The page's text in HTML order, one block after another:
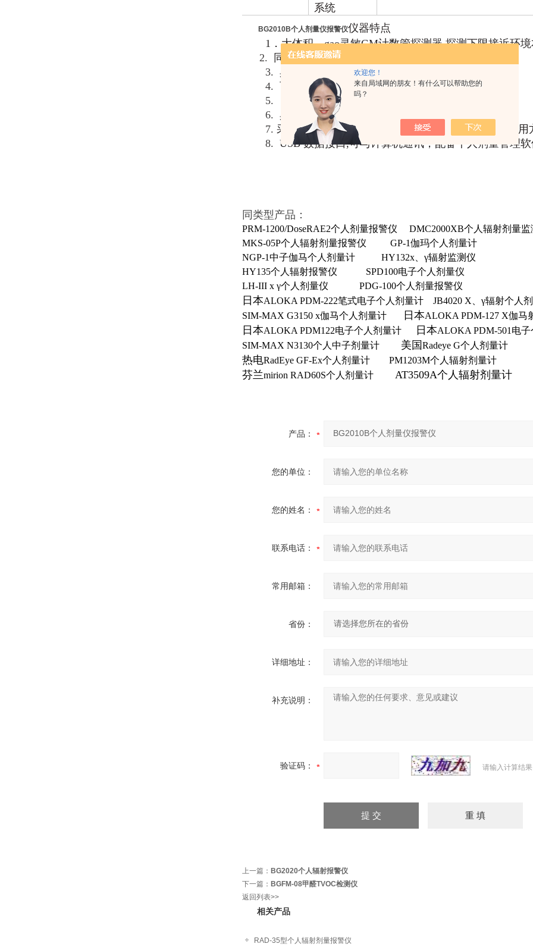
欢迎您！
来自局域网的朋友！有什么可以帮助您的
吗？
系统
BG2010B个人剂量仪报警仪仪器特点
1．大体积、gao灵敏GM计数管探测器,探测下限接近环境
2.
同时测量剂量当量率和剂量当量；
3. 具有超剂量
率）阙值报警、提醒功能；
4. 可预置报警阅值和报警提示方式；
5.
自带日历时钟，关机后数据长期保存；
6. 具有电
池剩余电量指示功能；
7. 采用单片机技术,功能多、体积小,仪器操作简单、使用
8.USB 数据接口,可与计算机通讯，配备个人剂量管理
同类型产品：
PRM-1200/DoseRAE2个人剂量报警仪
DMC2000XB个人辐射剂量监
MKS-05P个人辐射剂量报警仪
GP-1伽玛个人剂量计
NGP-1中子伽马个人剂量计
HY132x、γ辐射监测仪
HY135个人辐射报警仪
SPD100电子个人剂量仪
LH-III x γ个人剂量仪
PDG-100个人剂量报警仪
日本ALOKA PDM-222笔式电子个人剂量计
JB4020 X、γ辐射个人
SIM-MAX G3150 x伽马个人剂量计
日本ALOKA PDM-127 X伽马
日本ALOKA PDM122电子个人剂量计 日本ALOKA PDM-501电
SIM-MAX N3130个人中子剂量计
美国Radeye G个人剂量计
热电RadEye GF-Ex个人剂量计 PM1203M个人辐射剂量计
芬兰mirion RAD60S个人剂量计 AT3509A个人辐射剂量计
产品：
您的单位：
您的姓名：
联系电话：
常用邮箱：
省份：
详细地址：
补充说明：
验证码： 请输入计算结
上一篇： BG2020个人辐射报警仪
下一篇： BGFM-08甲醛TVOC检测仪
返回列表>>
相关产品
RAD-35型个人辐射剂量报警仪